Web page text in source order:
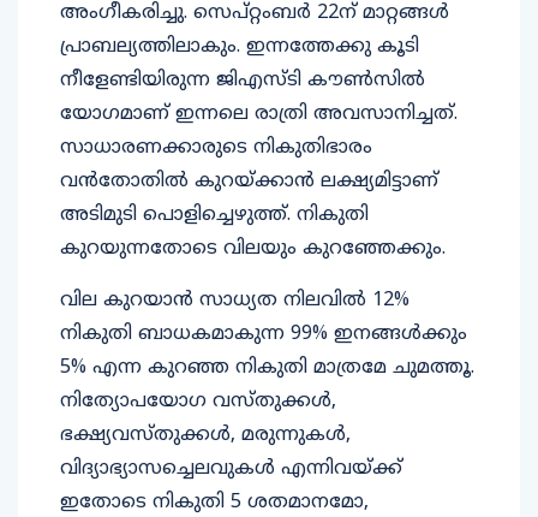
അംഗീകരിച്ചു. സെപ്റ്റംബർ 22ന് മാറ്റങ്ങൾ
പ്രാബല്യത്തിലാകും. ഇന്നത്തേക്കു കൂടി
നീളേണ്ടിയിരുന്ന ജിഎസ്ടി കൗൺസിൽ
യോഗമാണ് ഇന്നലെ രാത്രി അവസാനിച്ചത്.
സാധാരണക്കാരുടെ നികുതിഭാരം
വൻതോതിൽ കുറയ്ക്കാൻ ലക്ഷ്യമിട്ടാണ്
അടിമുടി പൊളിച്ചെഴുത്ത്. നികുതി
കുറയുന്നതോടെ വിലയും കുറഞ്ഞേക്കും.
വില കുറയാൻ സാധ്യത നിലവിൽ 12%
നികുതി ബാധകമാകുന്ന 99% ഇനങ്ങൾക്കും
5% എന്ന കുറഞ്ഞ നികുതി മാത്രമേ ചുമത്തൂ.
നിത്യോപയോഗ വസ്തുക്കൾ,
ഭക്ഷ്യവസ്തുക്കൾ, മരുന്നുകൾ,
വിദ്യാഭ്യാസച്ചെലവുകൾ എന്നിവയ്ക്ക്
ഇതോടെ നികുതി 5 ശതമാനമോ,